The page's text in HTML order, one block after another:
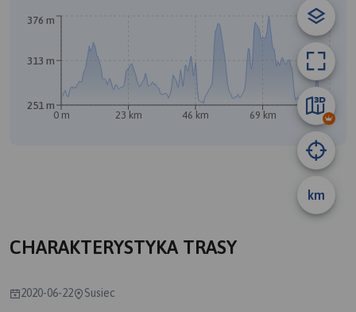
km
0 m 23 km 46 km 69 km 93 km
251 m
313 m
376 m
CHARAKTERYSTYKA TRASY
2020-06-22 Susiec